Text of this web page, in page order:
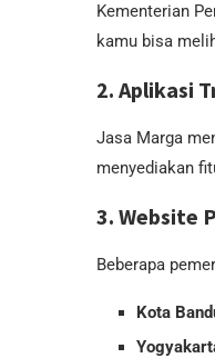
Kementerian
kamu bisa
2. Aplikasi
Jasa Marga
menyediakan
3. Website
Beberapa
Kota